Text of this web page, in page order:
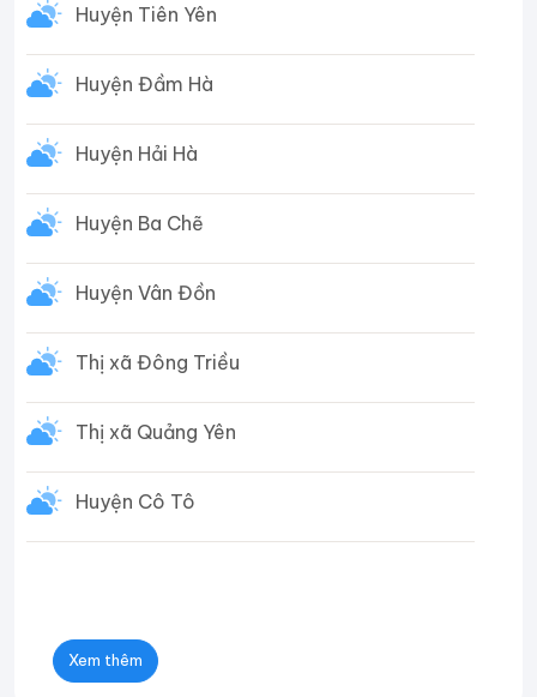
Huyện Tiên Yên
Huyện Đầm Hà
Huyện Hải Hà
Huyện Ba Chẽ
Huyện Vân Đồn
Thị xã Đông Triều
Thị xã Quảng Yên
Huyện Cô Tô
Xem thêm